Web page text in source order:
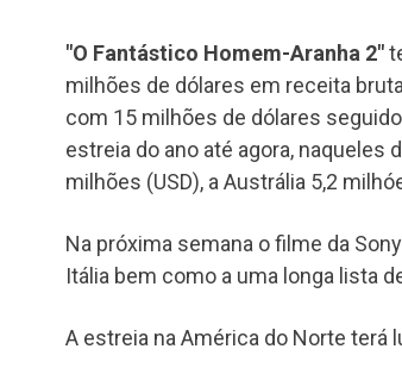
"O Fantástico Homem-Aranha 2"
milhões de dólares em receita
com 15 milhões de dólares
estreia do ano até agora, naqueles
milhões (USD), a Austrália 5,2
Na próxima semana o filme da
Itália bem como a uma longa lista
A estreia na América do Norte terá